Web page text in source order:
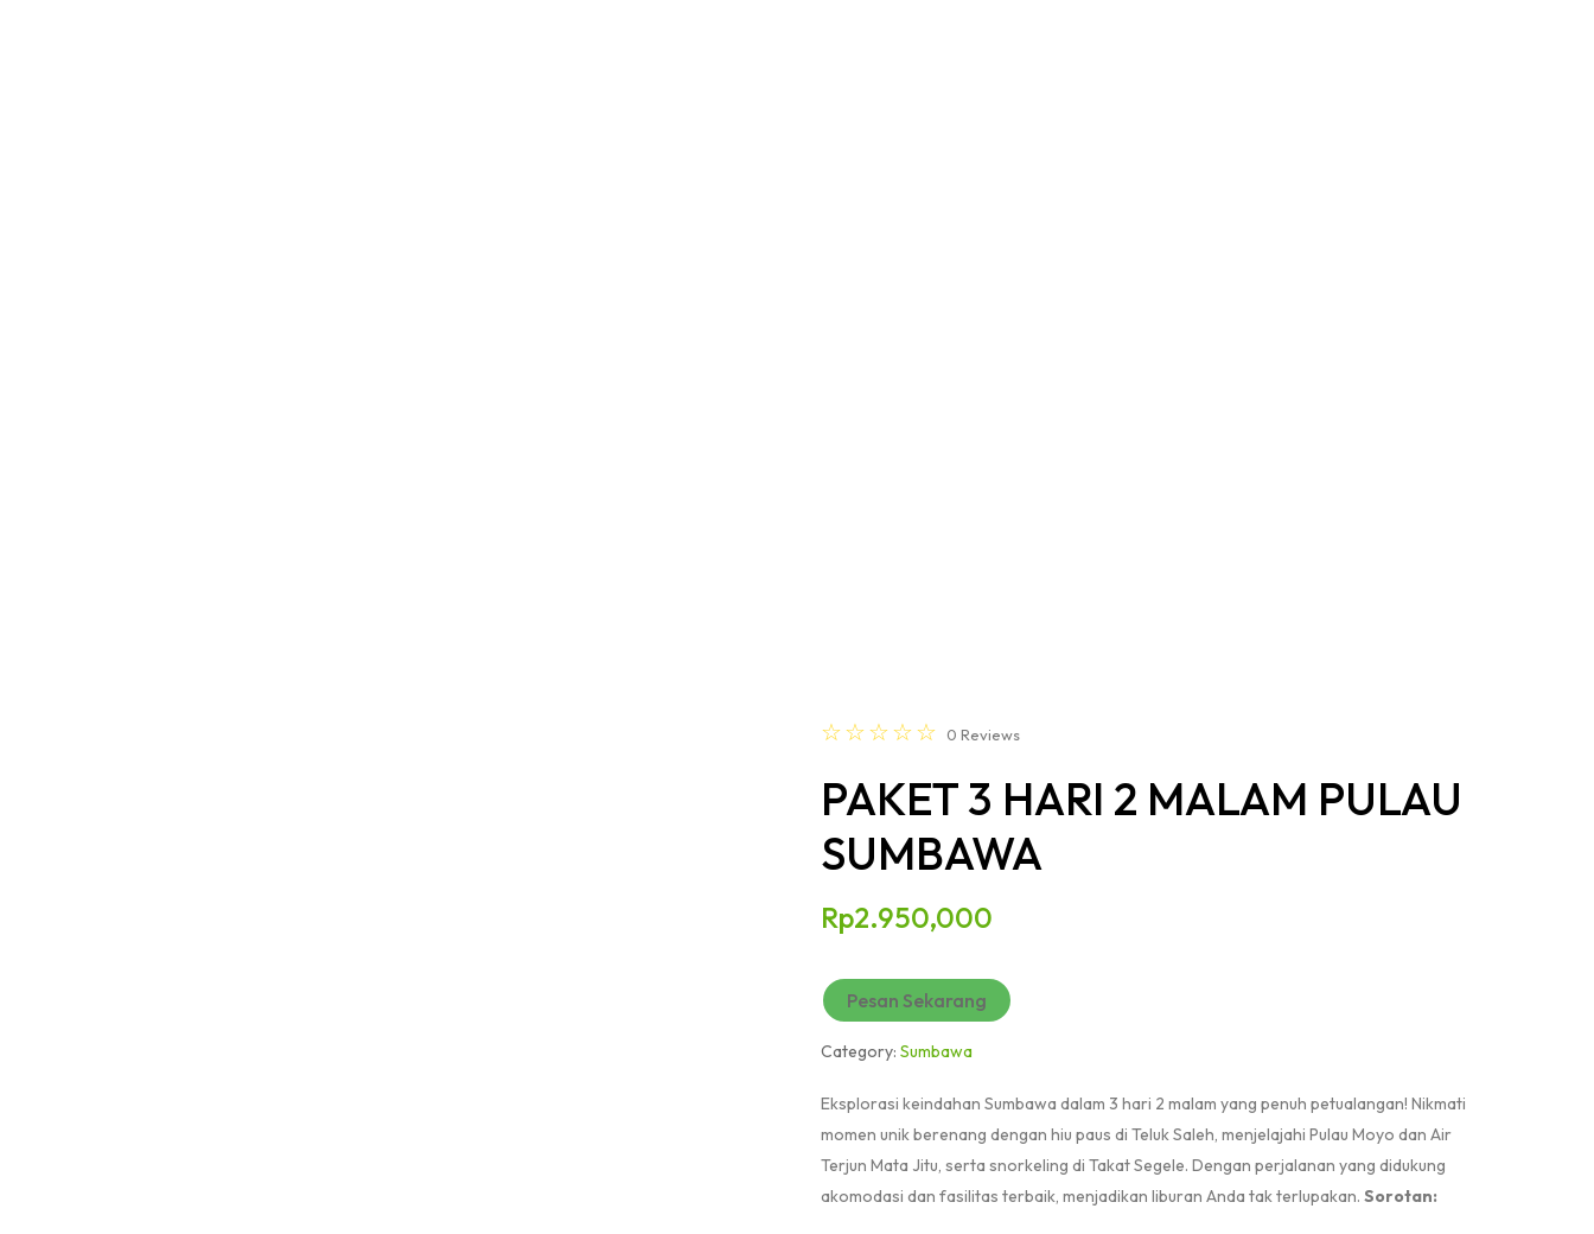
☆☆☆☆☆ 0 Reviews
PAKET 3 HARI 2 MALAM PULAU
SUMBAWA
Rp2.950,000
Pesan Sekarang
Category: Sumbawa
Eksplorasi keindahan Sumbawa dalam 3 hari 2 malam yang penuh petualangan! Nikmati
momen unik berenang dengan hiu paus di Teluk Saleh, menjelajahi Pulau Moyo dan Air
Terjun Mata Jitu, serta snorkeling di Takat Segele. Dengan perjalanan yang didukung
akomodasi dan fasilitas terbaik, menjadikan liburan Anda tak terlupakan. Sorotan: